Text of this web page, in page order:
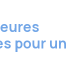
pour un